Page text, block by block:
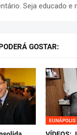
Seja educado e
GOSTAR:
EUNÁPOLIS